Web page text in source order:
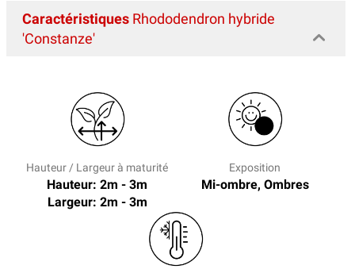
Caractéristiques Rhododendron hybride
'Constanze'
Hauteur / Largeur à maturité
Hauteur: 2m - 3m
Largeur: 2m - 3m
Exposition
Mi-ombre, Ombres